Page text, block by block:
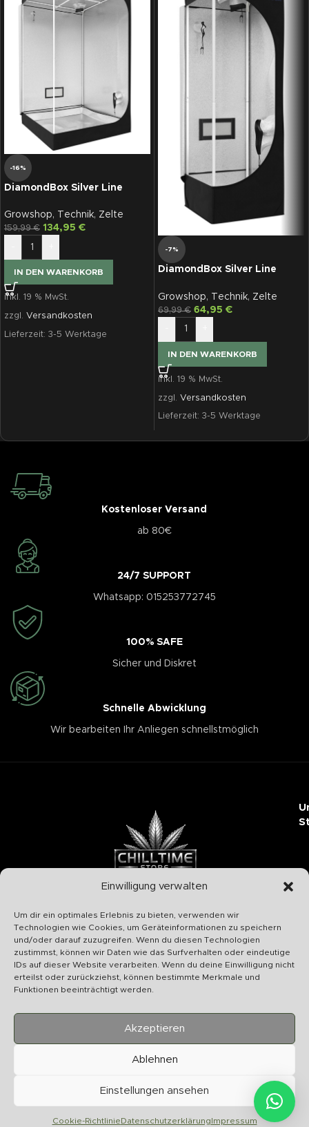
Einwilligung verwalten
Um dir ein optimales Erlebnis zu bieten, verwenden wir
Technologien wie Cookies, um Geräteinformationen zu speichern
und/oder darauf zuzugreifen. Wenn du diesen Technologien
zustimmst, können wir Daten wie das Surfverhalten oder eindeutige
IDs auf dieser Website verarbeiten. Wenn du deine Einwilligung nicht
erteilst oder zurückziehst, können bestimmte Merkmale und
Funktionen beeinträchtigt werden.
Akzeptieren
Ablehnen
Einstellungen ansehen
Cookie-RichtlinieDatenschutzerklärungImpressum
-16%
DiamondBox Silver Line
Growshop, Technik, Zelte
159,99€ 134,95 €
IN DEN WARENKORB
inkl. 19 % MwSt.
zzgl. Versandkosten
Lieferzeit: 3-5 Werktage
-7%
DiamondBox Silver Line
Growshop, Technik, Zelte
69,99€ 64,95 €
IN DEN WARENKORB
inkl. 19 % MwSt.
zzgl. Versandkosten
Lieferzeit: 3-5 Werktage
Kostenloser Versand
ab 80€
24/7 SUPPORT
Whatsapp: 015253772745
100% SAFE
Sicher und Diskret
Schnelle Abwicklung
Wir bearbeiten Ihr Anliegen schnellstmöglich
Chilltime Store
07331 4577974
Info@chilltime.de
Bahnhofstr. 19 73312 Geislingen
Vertrag widerrufen